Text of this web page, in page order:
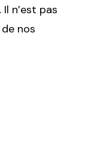
n’est pas
nos